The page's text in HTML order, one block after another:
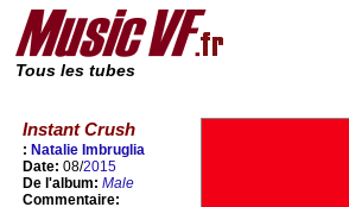
Tous les tubes
Instant Crush
: Natalie Imbruglia
Date: 08/2015
De l'album: Male
Commentaire: